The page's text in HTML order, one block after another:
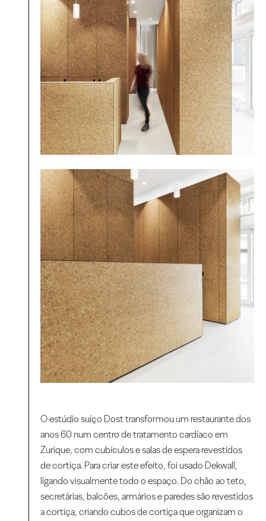
O estúdio suíço Dost transformou um restaurante dos
anos 60 num centro de tratamento cardíaco em
Zurique, com cubículos e salas de espera revestidos
de cortiça. Para criar este efeito, foi usado Dekwall,
ligando visualmente todo o espaço. Do chão ao teto,
secretárias, balcões, armários e paredes são revestidos
a cortiça, criando cubos de cortiça que organizam o